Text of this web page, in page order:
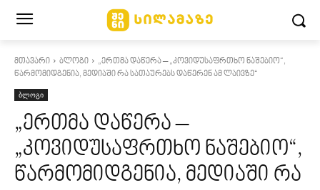
მთავარი ბლოგი
„ერთმა დაწერა – „კოვიდუსაფრთხო ნაშებიო“,
წარმომიდგენია, მედიაში რა სათაურებს დაწერენ ამ ლაივზე“
ბლოგი
„ერთმა დაწერა –
„კოვიდუსაფრთხო ნაშებიო“,
წარმომიდგენია, მედიაში რა